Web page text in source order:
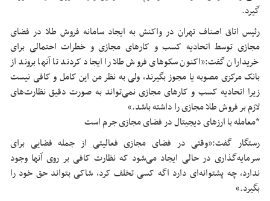
گیرد.
رئیس اتاق اصناف تهران در واکنش به ایجاد سامانه فروش طلا در فضای
مجازی توسط اتحادیه کسب و کارهای مجازی و خطرات احتمالی برای
خریداران گفت:«اکنون سکوهای فروش طلا را ایجاد کردند تا آنها بروند از
بانک مرکزی مصوبه یا مجوز بگیرند، ولی به نظر من این کامل و کافی نیست
زیرا اتحادیه کسب و کارهای مجازی نمی‌تواند به صورت دقیق نظارت‌های
لازم بر فروش طلا مجازی را داشته باشد.»
*معامله با ارزهای دیجیتال در فضای مجازی جرم است
رستگار گفت:«وقتی در فضای مجازی فعالیتی از جمله فضایی برای
سرمایه‌گذاری در حالی ایجاد می‌شود که نظارت کافی بر روی آنها وجود
ندارد، چه پشتوانه‌ای دارد اگه کسی تخلف کرد، شاکی بتواند حق خود را
بگیرد.»